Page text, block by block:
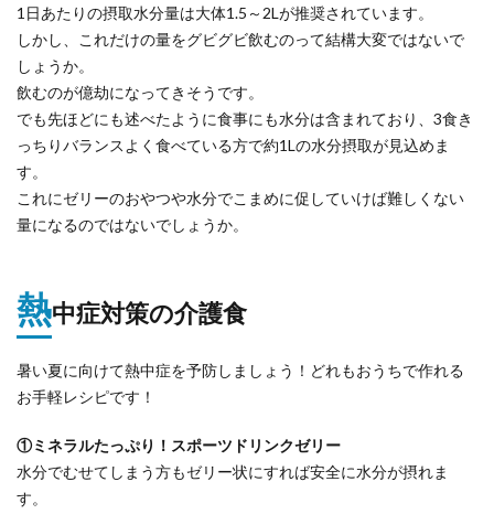
1日あたりの摂取水分量は大体1.5～2Lが推奨されています。
しかし、これだけの量をグビグビ飲むのって結構大変ではないで
しょうか。
飲むのが億劫になってきそうです。
でも先ほどにも述べたように食事にも水分は含まれており、3食き
っちりバランスよく食べている方で約1Lの水分摂取が見込めま
す。
これにゼリーのおやつや水分でこまめに促していけば難しくない
量になるのではないでしょうか。
熱中症対策の介護食
暑い夏に向けて熱中症を予防しましょう！どれもおうちで作れる
お手軽レシピです！
①ミネラルたっぷり！スポーツドリンクゼリー
水分でむせてしまう方もゼリー状にすれば安全に水分が摂れま
す。